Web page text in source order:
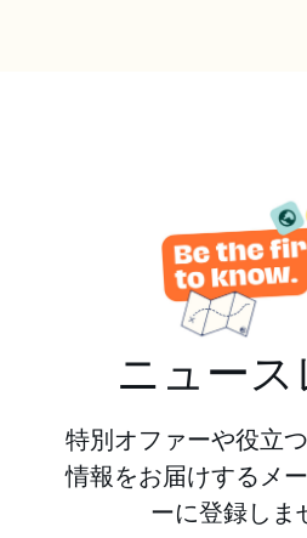
ニュース
特別オファーや役立
情報をお届けするメ
ーに登録しま